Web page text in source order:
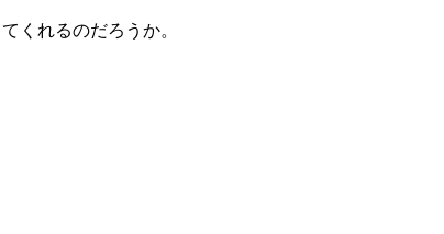
くれるのだろうか。